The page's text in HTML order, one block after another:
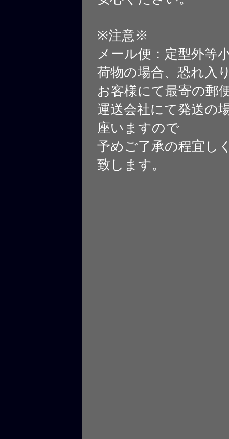
※注意※
メール便：定型外等
荷物の場合、恐れ入
お客様にて最寄の郵
運送会社にて発送の
座いますので
予めご了承の程宜し
致します。